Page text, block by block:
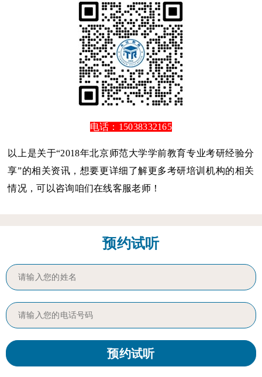
电话：15038332165
以上是关于“2018年北京师范大学学前教育专业考研经验分
享”的相关资讯，想要更详细了解更多考研培训机构的相关
情况，可以咨询咱们在线客服老师！
预约试听